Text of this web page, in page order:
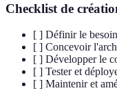
Checklist de
[ ] Définir le
[ ] Concevoir
[ ] Développer le
[ ] Tester et
[ ] Maintenir et